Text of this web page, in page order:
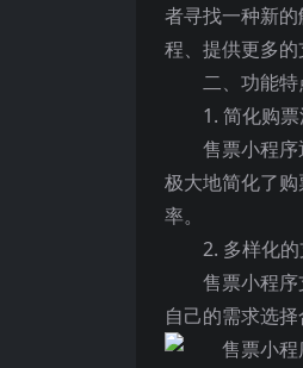
者寻找一种新
程、提供更多
二、功能特
1. 简化购
售票小程
极大地简化了
率。
2. 多样化
售票小程
自己的需求选择